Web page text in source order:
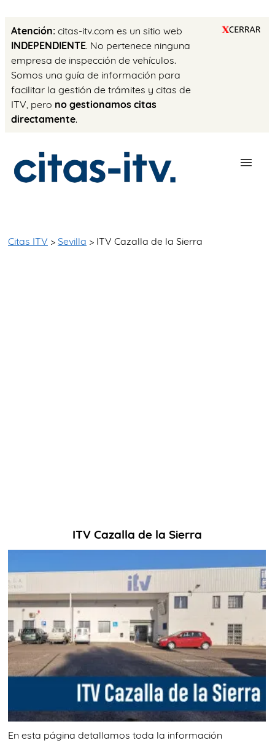
Atención: citas-itv.com es un sitio web
INDEPENDIENTE. No pertenece ninguna
empresa de inspección de vehículos.
Somos una guía de información para
facilitar la gestión de trámites y citas de
ITV, pero no gestionamos citas
directamente.
Citas ITV > Sevilla > ITV Cazalla de la Sierra
ITV Cazalla de la Sierra
En esta página detallamos toda la información